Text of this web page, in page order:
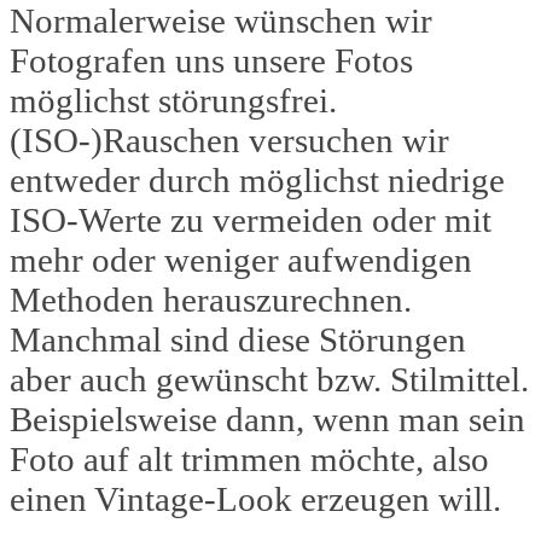
Normalerweise wünschen wir
Fotografen uns unsere Fotos
möglichst störungsfrei.
(ISO-)Rauschen versuchen wir
entweder durch möglichst niedrige
ISO-Werte zu vermeiden oder mit
mehr oder weniger aufwendigen
Methoden herauszurechnen.
Manchmal sind diese Störungen
aber auch gewünscht bzw. Stilmittel.
Beispielsweise dann, wenn man sein
Foto auf alt trimmen möchte, also
einen Vintage-Look erzeugen will.